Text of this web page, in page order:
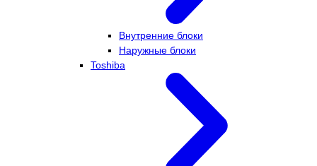
Внутренние блоки
Наружные блоки
Toshiba